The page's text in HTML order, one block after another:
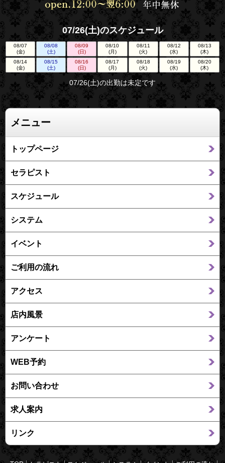
07/26(土)のスケジュール
08/07
(金)
08/08
(土)
08/09
(日)
08/10
(月)
08/11
(火)
08/12
(水)
08/13
(木)
08/14
(金)
08/15
(土)
08/16
(日)
08/17
(月)
08/18
(火)
08/19
(水)
08/20
(木)
07/26(土)の出勤は未定です
メニュー
トップページ
セラピスト
スケジュール
システム
イベント
ご利用の流れ
アクセス
店内風景
アンケート
WEB予約
お問い合わせ
求人案内
リンク